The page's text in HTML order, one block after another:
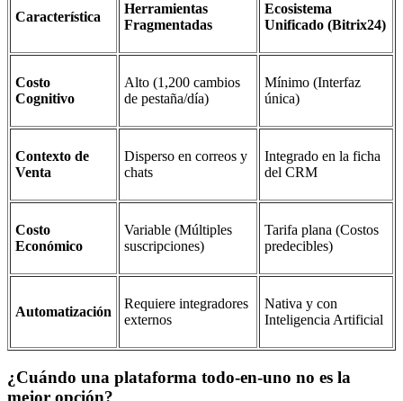
Característica
Herramientas
Fragmentadas
Ecosistema
Unificado (Bitrix24)
Costo
Cognitivo
Alto (1,200 cambios
de pestaña/día)
Mínimo (Interfaz
única)
Contexto de
Venta
Disperso en correos y
chats
Integrado en la ficha
del CRM
Costo
Económico
Variable (Múltiples
suscripciones)
Tarifa plana (Costos
predecibles)
Automatización
Requiere integradores
externos
Nativa y con
Inteligencia Artificial
¿Cuándo una plataforma todo-en-uno no es la
mejor opción?